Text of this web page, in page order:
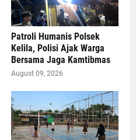
Patroli Humanis Polsek
Kelila, Polisi Ajak Warga
Bersama Jaga Kamtibmas
August 09, 2026